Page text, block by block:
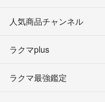
人気商品チャンネル
ラクマplus
ラクマ最強鑑定